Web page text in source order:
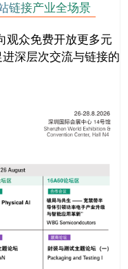
链接产业全场景
观众免费开放更多元
深层次交流与链接的